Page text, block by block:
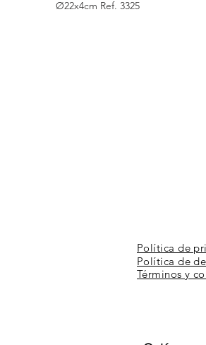
Ø22x4cm Ref. 3325
Política de
Política de
Términos y